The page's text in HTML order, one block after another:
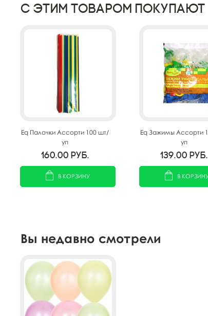
С этим товаром покупают
Eq Палочки Ассорти 100 шт/
уп
160.00 руб.
В КОРЗИНУ
Eq Зажимы Ассорти
уп
139.00 руб.
В
Вы недавно смотрели